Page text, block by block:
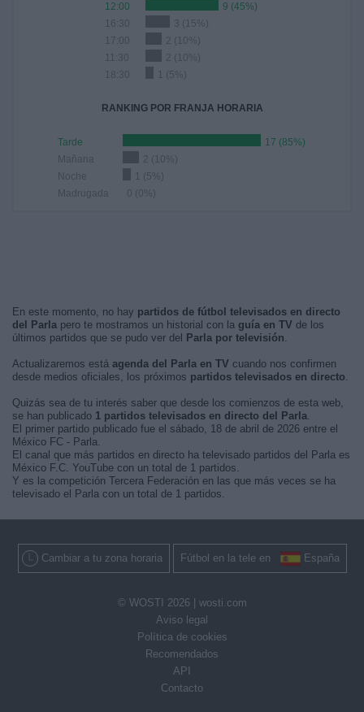
12:00
9 (45%)
16:30
3 (15%)
17:00
2 (10%)
11:30
2 (10%)
18:30
1 (5%)
RANKING POR FRANJA HORARIA
Tarde
17 (85%)
Mañana
2 (10%)
Noche
1 (5%)
Madrugada
0 (0%)
En este momento, no hay partidos de fútbol televisados en directo
del Parla pero te mostramos un historial con la guía en TV de los
últimos partidos que se pudo ver del
Parla por televisión.
Actualizaremos está agenda del Parla en TV cuando nos confirmen
desde medios oficiales, los próximos partidos televisados en directo.
Quizás sea de tu interés saber que desde los comienzos de esta web,
se han publicado 1 partidos televisados en directo del Parla.
El primer partido publicado fue el sábado, 18 de abril de 2026 entre el
México FC - Parla.
El canal que más partidos en directo ha televisado partidos del Parla es
México F.C. YouTube con un total de 1 partidos.
Y es la competición Tercera Federación en las que más veces se ha
televisado el Parla con un total de 1 partidos.
Cambiar a tu zona horaria Fútbol en la tele en España
© WOSTI 2026 | wosti.com
Aviso legal
Política de cookies
Recomendados
API
Contacto